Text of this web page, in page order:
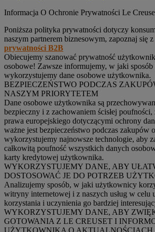
Informacja O Ochronie Prywatności Le
Poniższa polityka prywatności dotyczy
naszym partnerem biznesowym, zapoznaj się z
prywatności B2B
Obiecujemy szanować prywatność
osobowe! Zawsze informujemy, w jaki sposób
wykorzystujemy dane osobowe użytkownika.
BEZPIECZEŃSTWO PODCZAS
NASZYM PRIORYTETEM
Dane osobowe użytkownika są
bezpieczny i z zachowaniem ścisłej
prawa europejskiego dotyczącymi ochrony
ważne jest bezpieczeństwo podczas zakupów
wykorzystujemy najnowsze technologie, aby
całkowitą poufność wszystkich danych
karty kredytowej użytkownika.
WYKORZYSTUJEMY DANE, ABY
DOSTOSOWAĆ JE DO POTRZEB
Analizujemy sposób, w jaki użytkownicy
witryny internetowej i z naszych usług w celu
korzystania i uczynienia go bardziej
WYKORZYSTUJEMY DANE, ABY
GOTOWANIA Z LE CREUSET I
UŻYTKOWNIKA O AKTUALNOŚCIACH